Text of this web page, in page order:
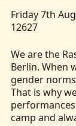
Friday 7th
12627
We are the
Berlin. When
gender
That is why
camp and